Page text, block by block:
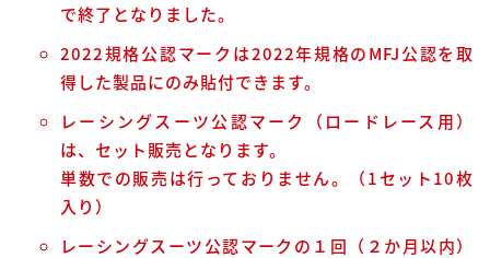
で終了となりました。
2022規格公認マークは2022年規格のMFJ公認を取
得した製品にのみ貼付できます。
レーシングスーツ公認マーク（ロードレース用）
は、セット販売となります。
単数での販売は行っておりません。（1セット10枚
入り）
レーシングスーツ公認マークの１回（２か月以内）